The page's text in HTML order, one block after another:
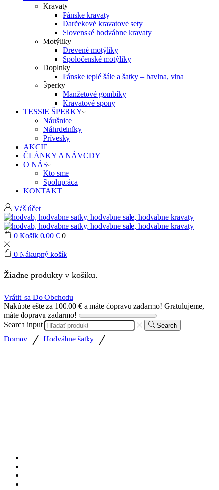
Kravaty
Pánske kravaty
Darčekové kravatové sety
Slovenské hodvábne kravaty
Motýliky
Drevené motýliky
Spoločenské motýliky
Doplnky
Pánske teplé šále a šatky – bavlna, vlna
Šperky
Manžetové gombíky
Kravatové spony
TESSIE ŠPERKY
Náušnice
Náhrdelníky
Prívesky
AKCIE
ČLÁNKY A NÁVODY
O NÁS
Kto sme
Spolupráca
KONTAKT
Váš účet
0 Košík 0.00 € 0
0 Nákupný košík
Žiadne produkty v košíku.
Vrátiť sa Do Obchodu
Nakúpte ešte za 100.00 € a máte dopravu zadarmo! Gratulujeme,
máte dopravu zadarmo!
Search input
Search
Domov / Hodvábne šatky /